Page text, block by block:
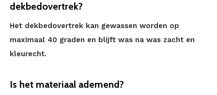
dekbedovertrek?
Het dekbedovertrek kan gewassen worden op
maximaal 40 graden en blijft was na was zacht en
kleurecht.
Is het materiaal ademend?